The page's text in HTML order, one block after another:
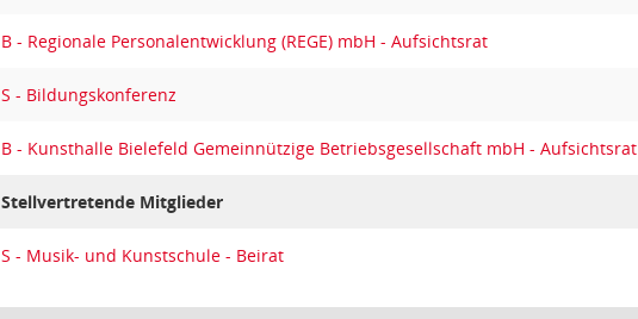
B - Regionale Personalentwicklung (REGE) mbH - Aufsichtsrat
S - Bildungskonferenz
B - Kunsthalle Bielefeld Gemeinnützige Betriebsgesellschaft mbH - Aufsichtsrat
Stellvertretende Mitglieder
S - Musik- und Kunstschule - Beirat